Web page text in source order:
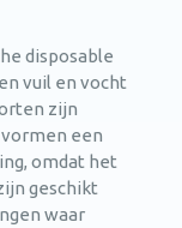
disposable
vuil en vocht
zijn
een
omdat het
geschikt
waar